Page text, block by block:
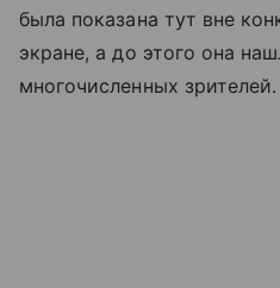
была показана тут вне
экране, а до этого она
многочисленных зрителей.